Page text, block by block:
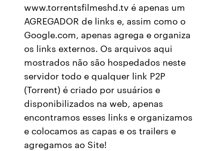
www.torrentsfilmeshd.tv é apenas um
AGREGADOR de links e, assim como o
Google.com, apenas agrega e organiza
os links externos. Os arquivos aqui
mostrados não são hospedados neste
servidor todo e qualquer link P2P
(Torrent) é criado por usuários e
disponibilizados na web, apenas
encontramos esses links e organizamos
e colocamos as capas e os trailers e
agregamos ao Site!